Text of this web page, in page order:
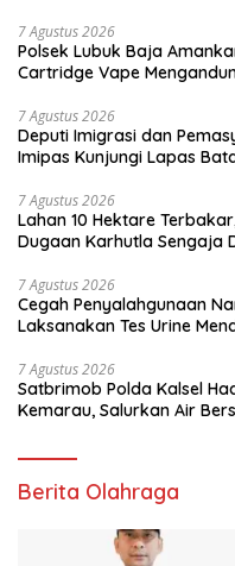
7 Agustus 2026
Polsek Lubuk Baja
Cartridge Vape
7 Agustus 2026
Deputi Imigrasi dan
Imipas Kunjungi Lapas
7 Agustus 2026
Lahan 10 Hektare
Dugaan Karhutla Sengaja
7 Agustus 2026
Cegah Penyalahgunaan
Laksanakan Tes Urine
7 Agustus 2026
Satbrimob Polda Kalsel
Kemarau, Salurkan Air
Berita Olahraga